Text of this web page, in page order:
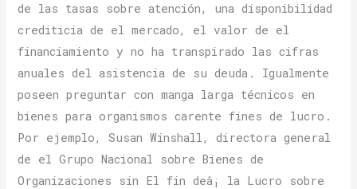
de las tasas sobre atención, una disponibilidad
crediticia de el mercado, el valor de el
financiamiento y no ha transpirado las cifras
anuales del asistencia de su deuda. Igualmente
poseen preguntar con manga larga técnicos en
bienes para organismos carente fines de lucro.
Por ejemplo, Susan Winshall, directora general
de el Grupo Nacional sobre Bienes de
Organizaciones sin El fin deâ¡ la Lucro sobre